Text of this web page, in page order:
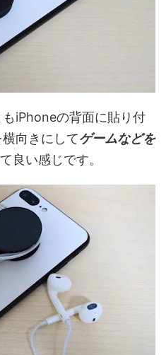
iPhoneの背面に貼り付
向きにしてゲームなどを
良い感じです。